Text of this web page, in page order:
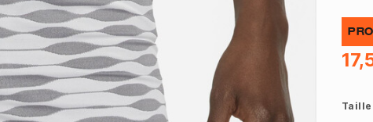
Taille